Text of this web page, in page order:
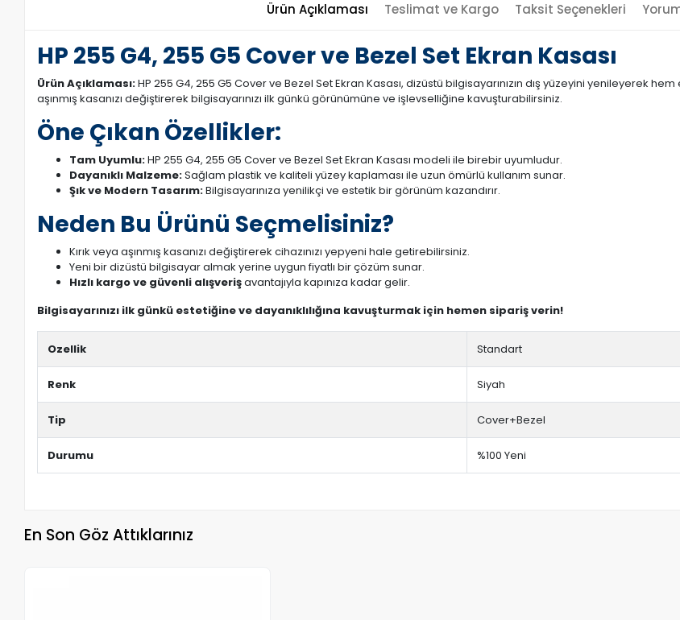
Ürün Açıklaması Teslimat ve Kargo Taksit Seçenekleri
HP 255 G4, 255 G5 Cover ve Bezel Set Ekran Kasası
Ürün Açıklaması:HP 255 G4, 255 G5 Cover ve Bezel Set Ekran Kasası, dizüstü bilgisayarınızın dış yüzeyini yenileyerek
aşınmış kasanızı değiştirerek bilgisayarınızı ilk günkü görünümüne ve işlevselliğine kavuşturabilirsiniz.
Öne Çıkan Özellikler:
Tam Uyumlu:HP 255 G4, 255 G5 Cover ve Bezel Set Ekran Kasası modeli ile birebir uyumludur.
Dayanıklı Malzeme:Sağlam plastik ve kaliteli yüzey kaplaması ile uzun ömürlü kullanım sunar.
Şık ve Modern Tasarım:Bilgisayarınıza yenilikçi ve estetik bir görünüm kazandırır.
Neden Bu Ürünü Seçmelisiniz?
Kırık veya aşınmış kasanızı değiştirerek cihazınızı yepyeni hale getirebilirsiniz.
Yeni bir dizüstü bilgisayar almak yerine uygun fiyatlı bir çözüm sunar.
Hızlı kargo ve güvenli alışverişavantajıyla kapınıza kadar gelir.
Bilgisayarınızı ilk günkü estetiğine ve dayanıklılığına kavuşturmak için hemen sipariş verin!
Ozellik Standart
Renk Siyah
Tip Cover+Bezel
Durumu %100 Yeni
En Son Göz Attıklarınız